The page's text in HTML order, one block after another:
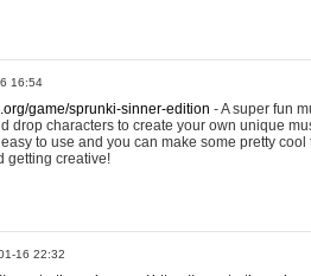
16:54
game/sprunki-sinner-edition - A super fun
drop characters to create your own unique
to use and you can make some pretty
getting creative!
16 22:32